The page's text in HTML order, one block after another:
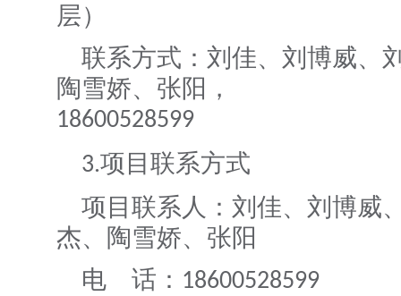
层
联系方式：刘佳、刘博威、
陶雪娇、张阳，
18600528599
3.项目联系方式
项目联系人：刘佳、刘博威
杰、陶雪娇、张阳
电 话： 18600528599